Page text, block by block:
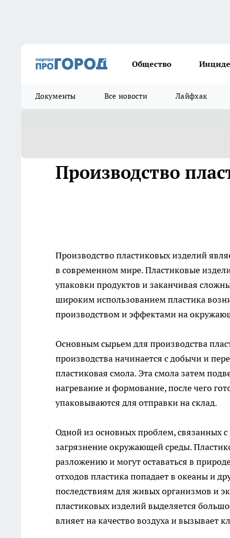
Общество
Документы Все новости Лайфхак
Производство
Производствопластиковых изделий
в современном мире. Пластиковые
упаковки продуктов и заканчивая
широким использованием пластика
производством и эффектами на
Основным сырьем для производства
производства начинается с добычи и
пластиковая смола. Эта смола затем
нагревание и формование, после чего
упаковываются для отправки на склад.
Одной из основных проблем, связанных
загрязнение окружающей среды.
разложению и могут оставаться в
отходов пластика попадает в океаны и
последствиям для живых организмов и
пластиковых изделий выделяется
влияет на качество воздуха и вызывает